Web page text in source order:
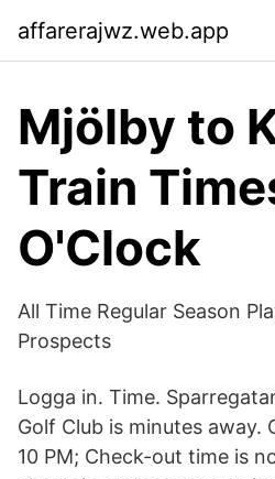
affarerajwz.web.app
Mjölby to
Train
O'Clock
All Time Regular Season
Prospects
Logga in. Time.
Golf Club is minutes away.
10 PM; Check-out time is